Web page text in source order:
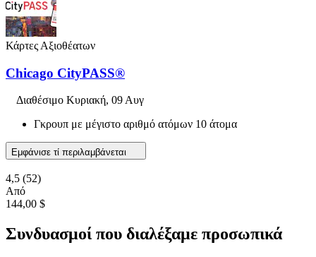
Κάρτες Αξιοθέατων
Chicago CityPASS®
Διαθέσιμο Κυριακή, 09 Αυγ
Γκρουπ με μέγιστο αριθμό ατόμων 10 άτομα
Εμφάνισε τί περιλαμβάνεται
4,5 (52)
Από
144,00 $
Συνδυασμοί που διαλέξαμε προσωπικά